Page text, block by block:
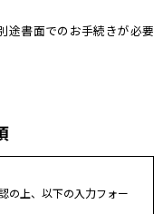
途書面でのお手続きが必要
の上、以下の入力フォー